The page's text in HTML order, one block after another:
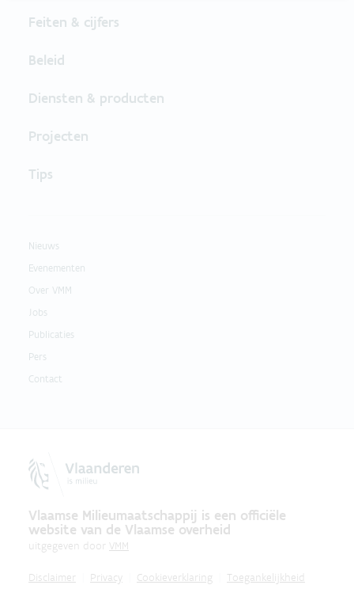
Feiten & cijfers
Beleid
Diensten & producten
Projecten
Tips
Nieuws
Evenementen
Over VMM
Jobs
Publicaties
Pers
Contact
Vlaamse Milieumaatschappij is een officiële
website van de Vlaamse overheid
uitgegeven door VMM
Disclaimer Privacy Cookieverklaring Toegankelijkheid